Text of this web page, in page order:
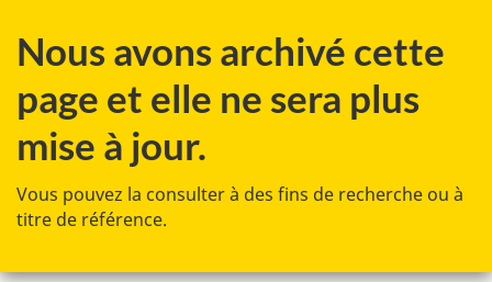
au
principal
à
Au
»
à
version
Nous avons archivé cette
page et elle ne sera plus
mise à jour.
Vous pouvez la consulter à des fins de recherche ou à
titre de référence.